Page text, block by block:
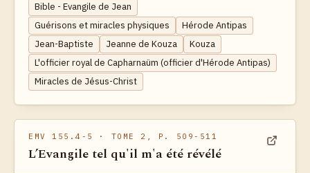
Bible - Evangile de Jean
Guérisons et miracles physiques
Hérode Antipas
Jean-Baptiste
Jeanne de Kouza
Kouza
L'officier royal de Capharnaüm (officier d'Hérode Antipas)
Miracles de Jésus-Christ
EMV 155.4-5 · TOME 2, P. 509-511
L’Evangile tel qu'il m'a été révélé